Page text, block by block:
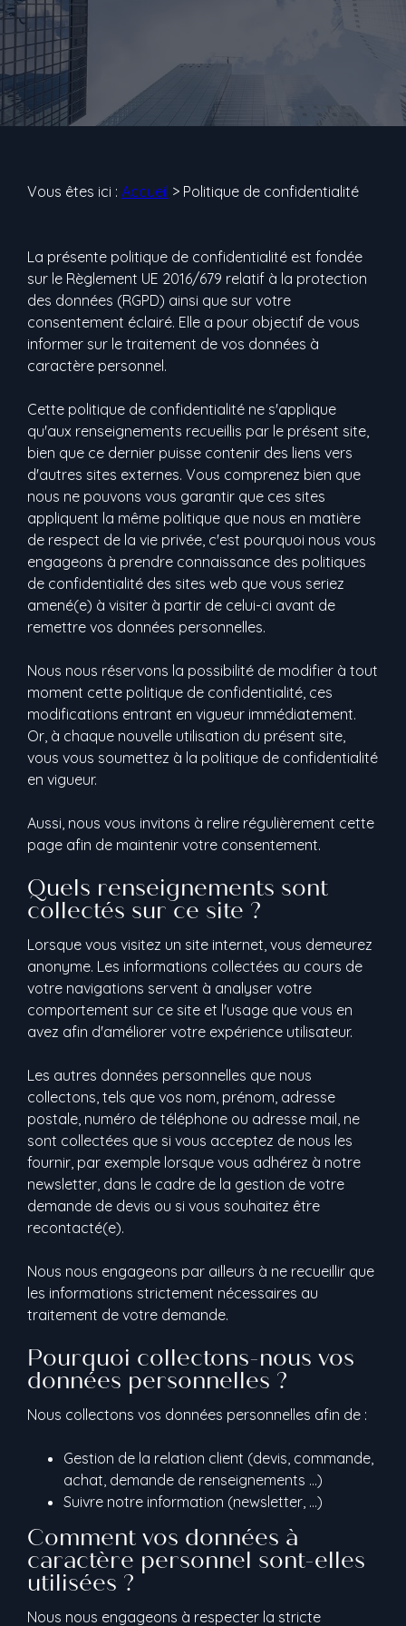
Vous êtes ici : Accueil > Politique de confidentialité
La présente politique de confidentialité est fondée
sur le Règlement UE 2016/679 relatif à la protection
des données (RGPD) ainsi que sur votre
consentement éclairé. Elle a pour objectif de vous
informer sur le traitement de vos données à
caractère personnel.
Cette politique de confidentialité ne s'applique
qu'aux renseignements recueillis par le présent site,
bien que ce dernier puisse contenir des liens vers
d'autres sites externes. Vous comprenez bien que
nous ne pouvons vous garantir que ces sites
appliquent la même politique que nous en matière
de respect de la vie privée, c'est pourquoi nous vous
engageons à prendre connaissance des politiques
de confidentialité des sites web que vous seriez
amené(e) à visiter à partir de celui-ci avant de
remettre vos données personnelles.
Nous nous réservons la possibilité de modifier à tout
moment cette politique de confidentialité, ces
modifications entrant en vigueur immédiatement.
Or, à chaque nouvelle utilisation du présent site,
vous vous soumettez à la politique de confidentialité
en vigueur.
Aussi, nous vous invitons à relire régulièrement cette
page afin de maintenir votre consentement.
Quels renseignements sont
collectés sur ce site ?
Lorsque vous visitez un site internet, vous demeurez
anonyme. Les informations collectées au cours de
votre navigations servent à analyser votre
comportement sur ce site et l'usage que vous en
avez afin d'améliorer votre expérience utilisateur.
Les autres données personnelles que nous
collectons, tels que vos nom, prénom, adresse
postale, numéro de téléphone ou adresse mail, ne
sont collectées que si vous acceptez de nous les
fournir, par exemple lorsque vous adhérez à notre
newsletter, dans le cadre de la gestion de votre
demande de devis ou si vous souhaitez être
recontacté(e).
Nous nous engageons par ailleurs à ne recueillir que
les informations strictement nécessaires au
traitement de votre demande.
Pourquoi collectons-nous vos
données personnelles ?
Nous collectons vos données personnelles afin de :
Gestion de la relation client (devis, commande,
achat, demande de renseignements …)
Suivre notre information (newsletter, …)
Comment vos données à
caractère personnel sont-elles
utilisées ?
Nous nous engageons à respecter la stricte